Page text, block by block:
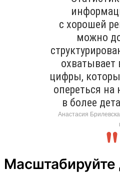
с хорошей
можно
цифры,
опереться
в более
Анастасия
Масштабируйте